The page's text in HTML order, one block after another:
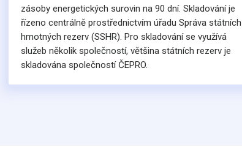
zásoby energetických surovin na 90 dní. Skladování je
řízeno centrálně prostřednictvím úřadu Správa státních
hmotných rezerv (SSHR). Pro skladování se využívá
služeb několik společností, většina státních rezerv je
skladována společností ČEPRO.